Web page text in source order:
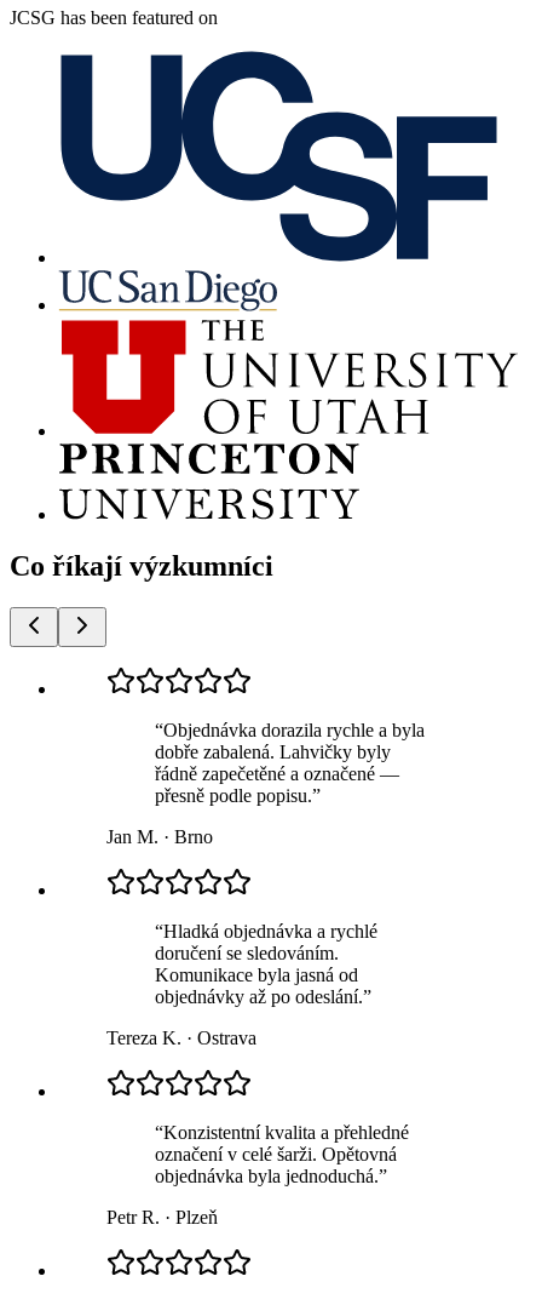
JCSG has been featured on
Co říkají výzkumníci
“Objednávka dorazila rychle a byla
dobře zabalená. Lahvičky byly
řádně zapečetěné a označené —
přesně podle popisu.”
Jan M. · Brno
“Hladká objednávka a rychlé
doručení se sledováním.
Komunikace byla jasná od
objednávky až po odeslání.”
Tereza K. · Ostrava
“Konzistentní kvalita a přehledné
označení v celé šarži. Opětovná
objednávka byla jednoduchá.”
Petr R. · Plzeň